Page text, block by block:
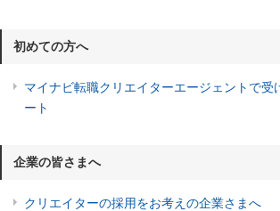
初めての方へ
マイナビ転職クリエイターエージェントで受
ート
企業の皆さまへ
クリエイターの採用をお考えの企業さまへ